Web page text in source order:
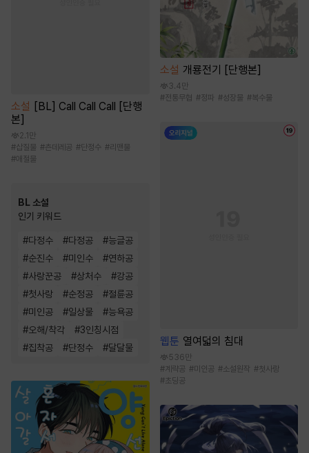
소설 [BL] Call Call Call [단행
본]
2.1만
#삽질물 #츤데레공 #단정수 #리맨물
#애절물
BL 소설
인기 키워드
#다정수 #다정공 #능글공
#순진수 #미인수 #연하공
#사랑꾼공 #상처수 #강공
#첫사랑 #순정공 #절륜공
#미인공 #일상물 #능욕공
#오해/착각 #3인칭시점
#집착공 #단정수 #달달물
소설 개룡전기 [단행본]
3.4만
#전통무협 #정파 #성장물 #복수물
웹툰 열여덟의 침대
536만
#계략공 #미인공 #소설원작 #첫사랑
#초딩공